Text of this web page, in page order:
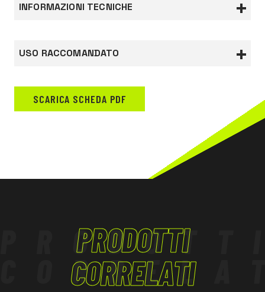
INFORMAZIONI TECNICHE
Documentazione
USO RACCOMANDATO
INDUSTRIA PESANTE
INDUSTRIA PETROLCHIMICA
SCARICA SCHEDA PDF
PRODOTTI
CORRELATI